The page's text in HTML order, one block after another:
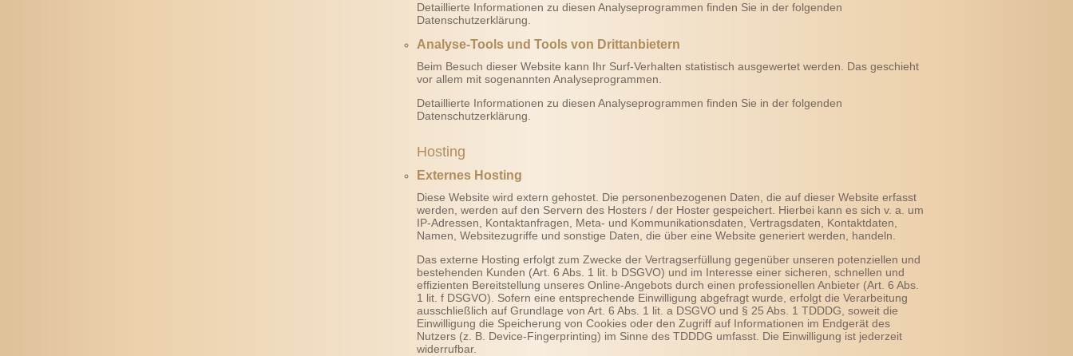
Detaillierte Informationen zu diesen Analyseprogrammen finden Sie in der folgenden
Datenschutzerklärung.
Analyse-Tools und Tools von Drittanbietern
Beim Besuch dieser Website kann Ihr Surf-Verhalten statistisch ausgewertet werden. Das geschieht
vor allem mit sogenannten Analyseprogrammen.
Detaillierte Informationen zu diesen Analyseprogrammen finden Sie in der folgenden
Datenschutzerklärung.
Hosting
Externes Hosting
Diese Website wird extern gehostet. Die personenbezogenen Daten, die auf dieser Website erfasst
werden, werden auf den Servern des Hosters / der Hoster gespeichert. Hierbei kann es sich v. a. um
IP-Adressen, Kontaktanfragen, Meta- und Kommunikationsdaten, Vertragsdaten, Kontaktdaten,
Namen, Websitezugriffe und sonstige Daten, die über eine Website generiert werden, handeln.
Das externe Hosting erfolgt zum Zwecke der Vertragserfüllung gegenüber unseren potenziellen und
bestehenden Kunden (Art. 6 Abs. 1 lit. b DSGVO) und im Interesse einer sicheren, schnellen und
effizienten Bereitstellung unseres Online-Angebots durch einen professionellen Anbieter (Art. 6 Abs.
1 lit. f DSGVO). Sofern eine entsprechende Einwilligung abgefragt wurde, erfolgt die Verarbeitung
ausschließlich auf Grundlage von Art. 6 Abs. 1 lit. a DSGVO und § 25 Abs. 1 TDDDG, soweit die
Einwilligung die Speicherung von Cookies oder den Zugriff auf Informationen im Endgerät des
Nutzers (z. B. Device-Fingerprinting) im Sinne des TDDDG umfasst. Die Einwilligung ist jederzeit
widerrufbar.